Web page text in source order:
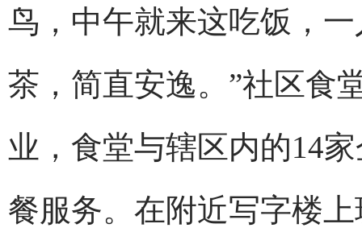
鸟，中午就来这吃饭，
茶，简直安逸。”社区食
业，食堂与辖区内的14
餐服务。在附近写字楼